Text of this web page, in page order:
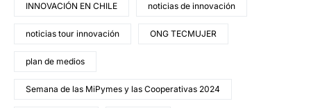
INNOVACIÓN EN CHILE noticias de innovación
noticias tour innovación ONG TECMUJER
plan de medios
Semana de las MiPymes y las Cooperativas 2024